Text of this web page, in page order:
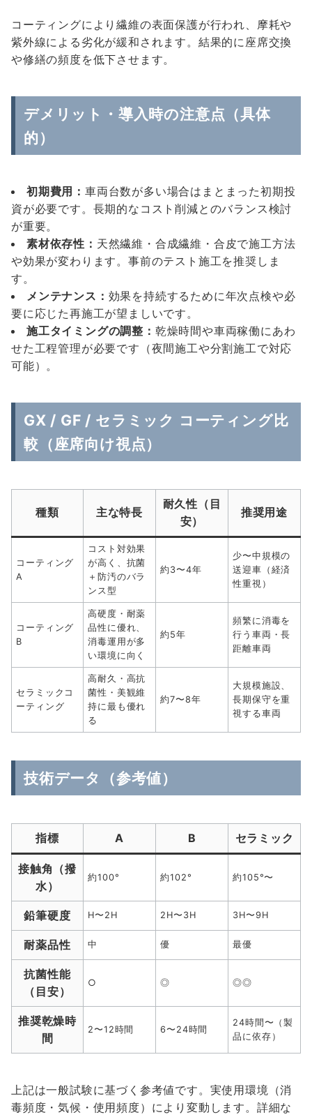
コーティングにより繊維の表面保護が行われ、摩耗や
紫外線による劣化が緩和されます。結果的に座席交換
や修繕の頻度を低下させます。
デメリット・導入時の注意点（具体
的）
初期費用： 車両台数が多い場合はまとまった初期投
資が必要です。長期的なコスト削減とのバランス検討
が重要。
素材依存性： 天然繊維・合成繊維・合皮で施工方法
や効果が変わります。事前のテスト施工を推奨しま
す。
メンテナンス： 効果を持続するために年次点検や必
要に応じた再施工が望ましいです。
施工タイミングの調整： 乾燥時間や車両稼働にあわ
せた工程管理が必要です（夜間施工や分割施工で対応
可能）。
GX / GF / セラミック コーティング比
較（座席向け視点）
種類 主な特長
耐久性（目
安）
推奨用途
コーティング
A
コスト対効果
が高く、抗菌
＋防汚のバラ
ンス型
約3〜4年
少〜中規模の
送迎車（経済
性重視）
コーティング
B
高硬度・耐薬
品性に優れ、
消毒運用が多
い環境に向く
約5年
頻繁に消毒を
行う車両・長
距離車両
セラミックコ
ーティング
高耐久・高抗
菌性・美観維
持に最も優れ
る
約7〜8年
大規模施設、
長期保守を重
視する車両
技術データ（参考値）
指標 A B セラミック
接触角（撥
水）
約100° 約102° 約105°〜
鉛筆硬度 H〜2H 2H〜3H 3H〜9H
耐薬品性 中 優 最優
抗菌性能
（目安）
○ ◎ ◎◎
推奨乾燥時
間
2〜12時間 6〜24時間
24時間〜（製
品に依存）
上記は一般試験に基づく参考値です。実使用環境（消
毒頻度・気候・使用頻度）により変動します。詳細な